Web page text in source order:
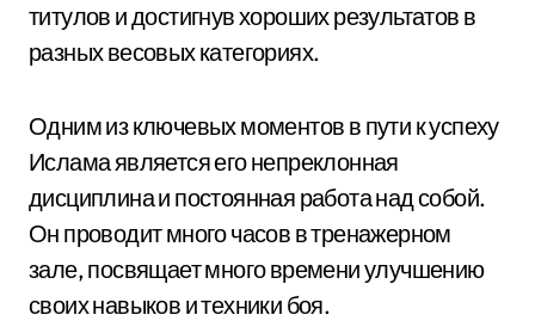
титулов и достигнув хороших результатов в
разных весовых категориях.
Одним из ключевых моментов в пути к успеху
Ислама является его непреклонная
дисциплина и постоянная работа над собой.
Он проводит много часов в тренажерном
зале, посвящает много времени улучшению
своих навыков и техники боя.